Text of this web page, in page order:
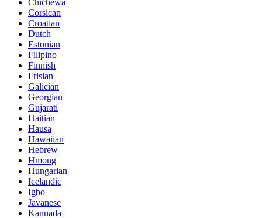
Corsican
Croatian
Dutch
Estonian
Filipino
Finnish
Frisian
Galician
Georgian
Gujarati
Haitian
Hausa
Hawaiian
Hebrew
Hmong
Hungarian
Icelandic
Igbo
Javanese
Kannada